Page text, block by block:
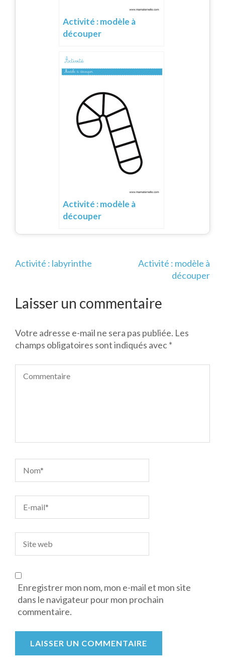
Activité : modèle à
découper
Activité : modèle à
découper
Navigation
Activité : labyrinthe
Activité : modèle à
découper
Laisser un commentaire
Votre adresse e-mail ne sera pas publiée. Les
champs obligatoires sont indiqués avec*
Enregistrer mon nom, mon e-mail et mon site
dans le navigateur pour mon prochain
commentaire.